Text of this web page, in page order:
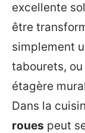
excellente
être
simplement
tabourets, ou
étagère
Dans la
roues peut